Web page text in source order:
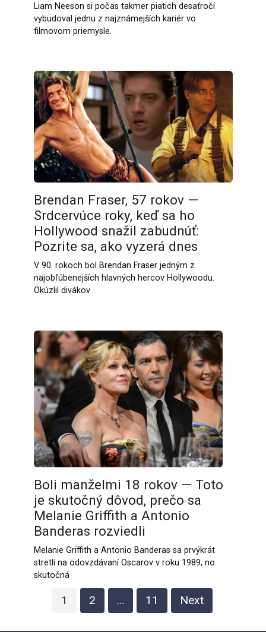
Liam Neeson si počas takmer piatich desaťročí
vybudoval jednu z najznámejších kariér vo
filmovom priemysle.
Brendan Fraser, 57 rokov —
Srdcervúce roky, keď sa ho
Hollywood snažil zabudnúť:
Pozrite sa, ako vyzerá dnes
V 90. rokoch bol Brendan Fraser jedným z
najobľúbenejších hlavných hercov Hollywoodu.
Okúzlil divákov
Boli manželmi 18 rokov — Toto
je skutočný dôvod, prečo sa
Melanie Griffith a Antonio
Banderas rozviedli
Melanie Griffith a Antonio Banderas sa prvýkrát
stretli na odovzdávaní Oscarov v roku 1989, no
skutočná
1 2 … 11 Next